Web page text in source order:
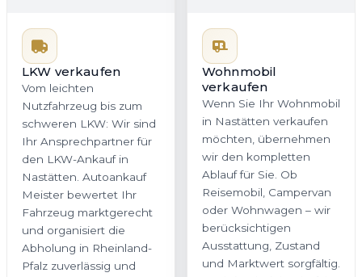
LKW verkaufen
Vom leichten
Nutzfahrzeug bis zum
schweren LKW: Wir sind
Ihr Ansprechpartner für
den LKW-Ankauf in
Nastätten. Autoankauf
Meister bewertet Ihr
Fahrzeug marktgerecht
und organisiert die
Abholung in Rheinland-
Pfalz zuverlässig und
transparent. So
in Nastätten verkaufen
möchten, übernehmen
wir den kompletten
Ablauf für Sie. Ob
Reisemobil, Campervan
oder Wohnwagen – wir
berücksichtigen
Ausstattung, Zustand
und Marktwert sorgfältig.
Auch in Rheinland-Pfalz
profitieren Sie von einer
fairen Bewertung und
einer bequemen
Abholung.